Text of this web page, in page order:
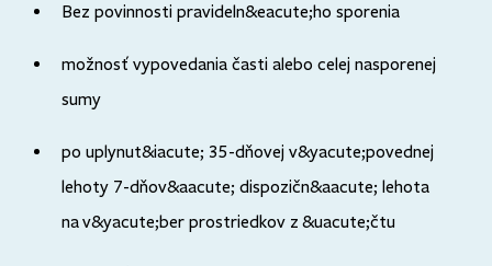
Bez povinnosti pravideln&eacute;ho sporenia
možnosť vypovedania časti alebo celej nasporenej
sumy
po uplynut&iacute; 35-dňovej v&yacute;povednej
lehoty 7-dňov&aacute; dispozičn&aacute; lehota
na v&yacute;ber prostriedkov z &uacute;čtu